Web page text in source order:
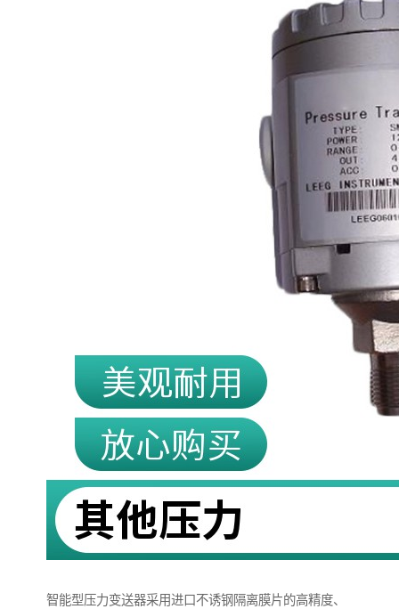
智能型压力变送器采用进口不诱钢隔离膜片的高精度、